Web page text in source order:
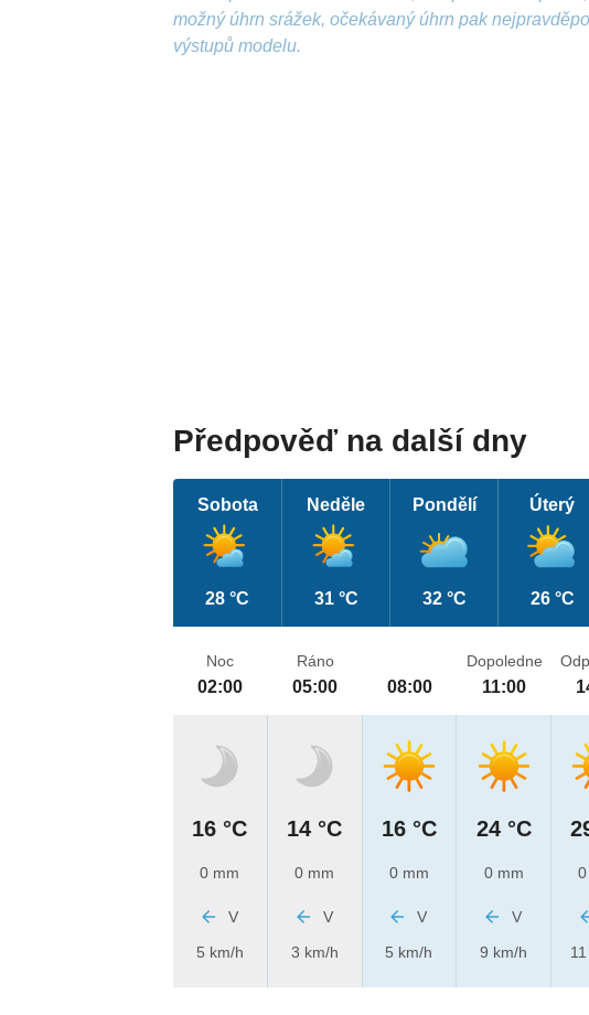
možný úhrn srážek, očekávaný úhrn pak
výstupů modelu.
Předpověď na další dny
Sobota
28 °C
Neděle
31 °C
Pondělí
32 °C
Úterý
26 °C
Noc
02:00
16 °C
0 mm
V
5 km/h
Ráno
05:00
14 °C
0 mm
V
3 km/h
08:00
16 °C
0 mm
V
5 km/h
Dopoledne
11:00
24 °C
0 mm
V
9 km/h